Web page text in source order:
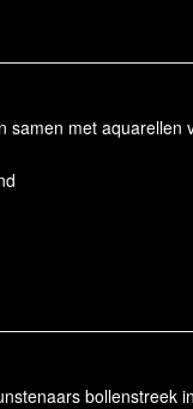
samen met aquarellen
bollenstreek